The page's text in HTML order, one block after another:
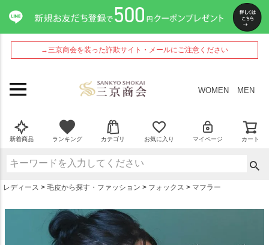
→三京商会を装った詐欺サイト・メールにご注意ください
WOMEN MEN
新着商品 ランキング カテゴリ お気に入り マイページ カート
レディース 毛皮から探す・ファッション フォックス マフラー
ペー
ジト
ップ
へ